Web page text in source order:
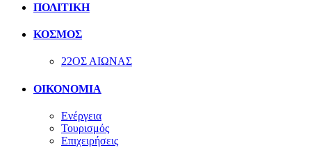
ΠΟΛΙΤΙΚΗ
ΚΟΣΜΟΣ
22ΟΣ ΑΙΩΝΑΣ
ΟΙΚΟΝΟΜΙΑ
Ενέργεια
Τουρισμός
Επιχειρήσεις